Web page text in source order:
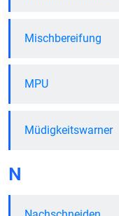
Mischbereifung
MPU
Müdigkeitswarner
N